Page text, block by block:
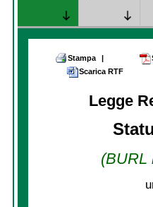
Stampa |
Scarica RTF
Legge
(BURL